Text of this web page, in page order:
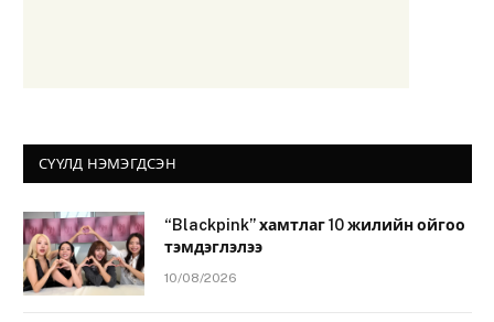
СҮҮЛД НЭМЭГДСЭН
“Blackpink” хамтлаг 10 жилийн ойгоо
тэмдэглэлээ
10/08/2026